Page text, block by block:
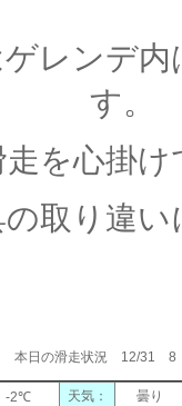
レンデ
す。
を心掛
取り違
本日の滑走状況 12/31 8
-2℃ 天気：
曇り